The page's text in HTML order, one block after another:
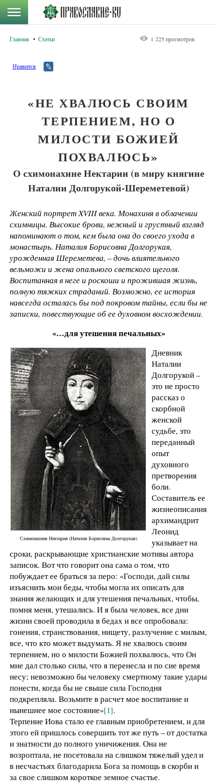
Главная Статьи 1 225 просмотров
Нравится
«НЕ ХВАЛЮСЬ СВОИМ
ТЕРПЕНИЕМ, НО О
МИЛОСТИ БОЖИЕЙ
ПОХВАЛЮСЬ»
О схимонахине Нектарии (в миру княгине
Наталии Долгорукой-Шереметевой)
Женский портретXVIII века. Монахиня в облачении
схимницы. Высокие брови, нежный и грустный взгляд
напоминают о том, кем была она до своего ухода в
монастырь. Наталия Борисовна Долгорукая,
урожденная Шереметева, – дочь влиятельного
вельможи и жена опального светского щеголя.
Воспитанная в неге и роскоши и прожившая жизнь,
полную тяжких страданий. Возможно, ее история
навсегда осталась бы под покровом тайны, если бы не
записки, повествующие об ее духовном восхождении.
«…для утешения печальных»
Схимонахиня Нектария (Наталия Борисовна Долгорукая)
Дневник
Наталии
Долгорукой –
это не просто
рассказ о
скорбной
женской
судьбе, это
переданный
опыт
духовного
претворения
боли.
Составитель ее
жизнеописания
архимандрит
Леонид
указывает на
сроки, раскрывающие христианские мотивы автора
записок. Вот что говорит она сама о том, что
побуждает ее браться за перо: «Господи, дай силы
изъяснить мои беды, чтобы могла их описать для
знания желающих и для утешения печальных, чтобы,
помня меня, утешались. И я была человек, все дни
жизни своей проводила в бедах и все опробовала:
гонения, странствования, нищету, разлучение с милым,
все, что кто может выдумать. Я не хвалюсь своим
терпением, но о милости Божией похвалюсь, что Он
мне дал столько силы, что я перенесла и по сие время
несу; невозможно бы человеку смертному такие удары
понести, когда бы не свыше сила Господня
подкрепляла. Возьмите в расчет мое воспитание и
нынешнее мое состояние»[1].
Терпение Иова стало ее главным приобретением, и для
этого ей пришлось совершить тот же путь – от достатка
и знатности до полного уничижения. Она не
возроптала, не посетовала на слишком тяжелый удел и
в несчастьях благодарила Бога за помощь в скорби и
за свое слишком короткое земное счастье.